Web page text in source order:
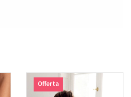
Offerta